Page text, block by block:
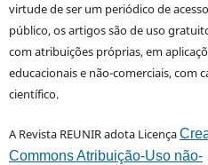
virtude de ser um periódico de acesso
público, os artigos são de uso
com atribuições próprias, em
educacionais e não-comerciais, com
científico.
A Revista REUNIR adota Licença
Commons Atribuição-Uso não-